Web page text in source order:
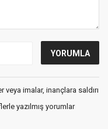
imalar, inançlara saldırı
yazılmış yorumlar